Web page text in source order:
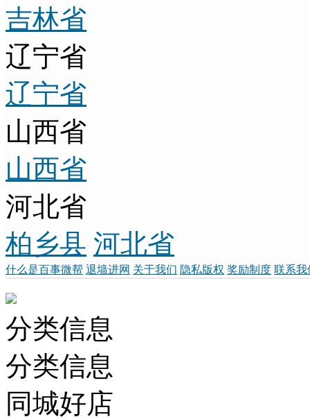
吉林省
辽宁省
辽宁省
山西省
山西省
河北省
柏乡县 河北省
什么是百事微帮 退墙进网 关于我们 隐私版权 奖励制度 联系我
分类信息
分类信息
同城好店